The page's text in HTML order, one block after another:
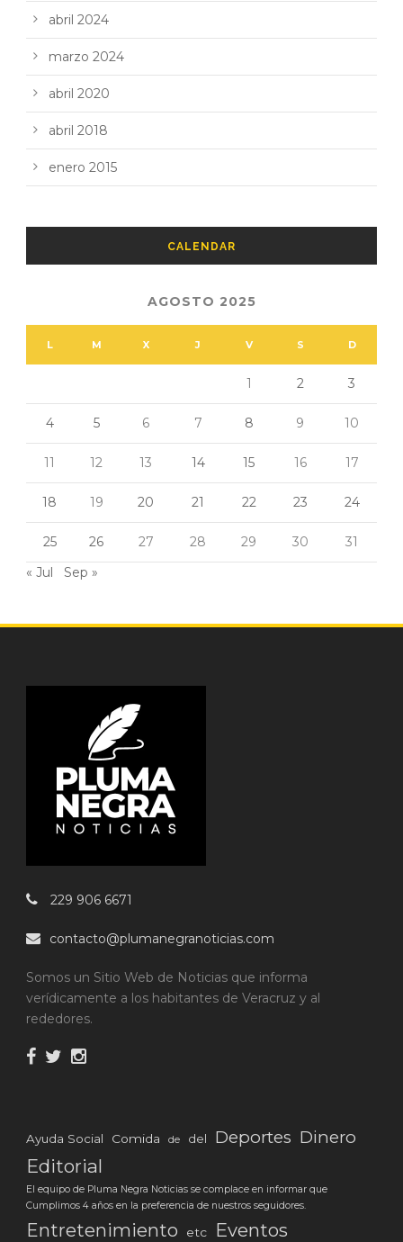
abril 2024
marzo 2024
abril 2020
abril 2018
enero 2015
CALENDAR
AGOSTO 2025
L M X J V S D
1 2 3
4 5 6 7 8 9 10
11 12 13 14 15 16 17
18 19 20 21 22 23 24
25 26 27 28 29 30
31
« Jul
Sep »
229 906 6671
contacto@plumanegranoticias.com
Somos un Sitio Web de Noticias que informa
verídicamente a los habitantes de Veracruz y al
rededores.
Ayuda Social Comida de del Deportes Dinero
Editorial
El equipo de Pluma Negra Noticias se complace en informar que
Cumplimos 4 años en la preferencia de nuestros seguidores.
Entretenimiento etc Eventos